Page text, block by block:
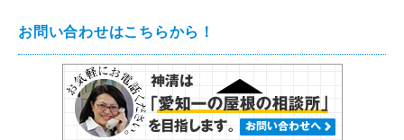
お問い合わせはこちらから！